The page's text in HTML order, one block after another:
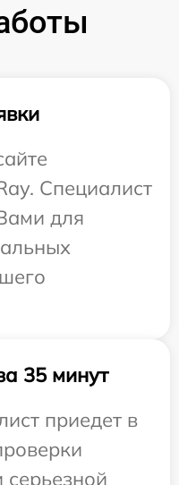
Специалист
для
35 минут
приедет в
серьезной